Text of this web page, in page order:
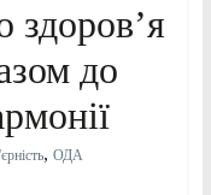
здоров’я
до
, ОДА